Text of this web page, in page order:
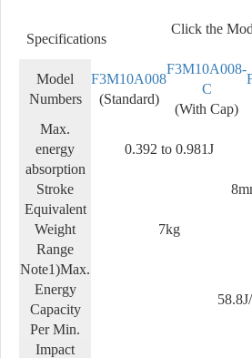
Specifications
Click the
Model
Numbers
F3M10A008
(Standard)
F3M10A008-
C
(With Cap)
Max.
energy
absorption
0.392 to 0.981J
Stroke
Equivalent
Weight
Range
7kg
Note1)Max.
Energy
Capacity
Per Min.
Impact